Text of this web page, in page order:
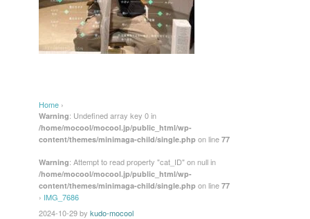
Home ›
Warning: Undefined array key 0 in
/home/mocool/mocool.jp/public_html/wp-
content/themes/minimaga-child/single.php on line 77
Warning: Attempt to read property "cat_ID" on null in
/home/mocool/mocool.jp/public_html/wp-
content/themes/minimaga-child/single.php on line 77
› IMG_7686
2024-10-29by kudo-mocool